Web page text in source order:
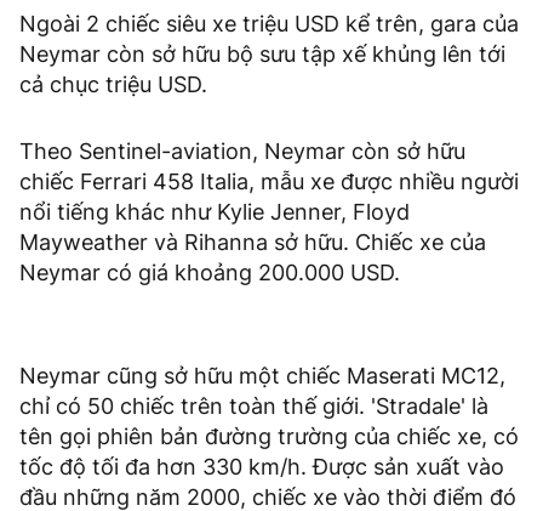
Ngoài 2 chiếc siêu xe triệu USD kể trên, gara của
Neymar còn sở hữu bộ sưu tập xế khủng lên tới
cả chục triệu USD.
Theo Sentinel-aviation, Neymar còn sở hữu
chiếc Ferrari 458 Italia, mẫu xe được nhiều người
nổi tiếng khác như Kylie Jenner, Floyd
Mayweather và Rihanna sở hữu. Chiếc xe của
Neymar có giá khoảng 200.000 USD.
Neymar cũng sở hữu một chiếc Maserati MC12,
chỉ có 50 chiếc trên toàn thế giới. 'Stradale' là
tên gọi phiên bản đường trường của chiếc xe, có
tốc độ tối đa hơn 330 km/h. Được sản xuất vào
đầu những năm 2000, chiếc xe vào thời điểm đó